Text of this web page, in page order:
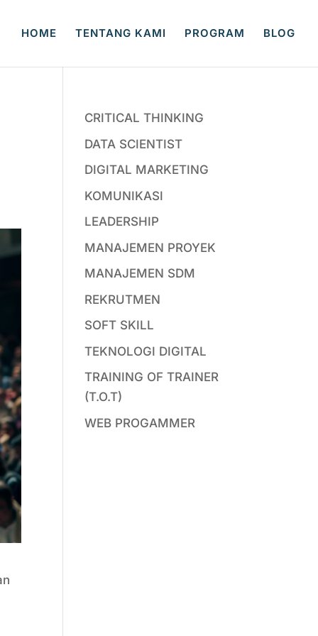
HOME TENTANG KAMI PROGRAM BLOG
CRITICAL THINKING
DATA SCIENTIST
DIGITAL MARKETING
KOMUNIKASI
LEADERSHIP
MANAJEMEN PROYEK
MANAJEMEN SDM
REKRUTMEN
SOFT SKILL
TEKNOLOGI DIGITAL
TRAINING OF TRAINER
(T.O.T)
WEB PROGAMMER